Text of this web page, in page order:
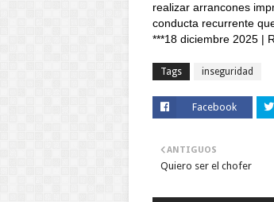
realizar arrancones
conducta recurrente
***18 diciembre 2025 |
Tags inseguridad
Facebook
ANTIGUOS
Quiero ser el chofer